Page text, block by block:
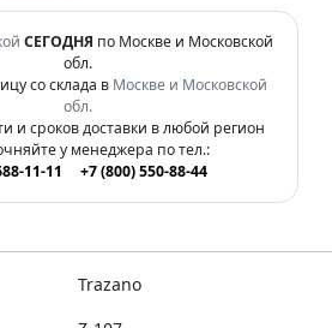
СЕГОДНЯ по Москве и Московской
обл.
со склада в Москве и Московской
обл.
и сроков доставки в любой регион
у менеджера по тел.:
11-11
+7 (800) 550-88-44
Trazano